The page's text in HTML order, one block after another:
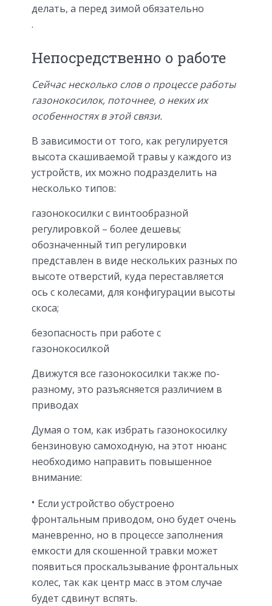
делать, а перед зимой обязательно
.
Непосредственно о работе
Сейчас несколько слов о процессе работы
газонокосилок, поточнее, о неких их
особенностях в этой связи.
В зависимости от того, как регулируется
высота скашиваемой травы у каждого из
устройств, их можно подразделить на
несколько типов:
газонокосилки с винтообразной
регулировкой – более дешевы;
обозначенный тип регулировки
представлен в виде нескольких разных по
высоте отверстий, куда переставляется
ось с колесами, для конфигурации высоты
скоса;
безопасность при работе с
газонокосилкой
Движутся все газонокосилки также по-
разному, это разъясняется различием в
приводах
Думая о том, как избрать газонокосилку
бензиновую самоходную, на этот нюанс
необходимо направить повышенное
внимание:
Если устройство обустроено
фронтальным приводом, оно будет очень
маневренно, но в процессе заполнения
емкости для скошенной травки может
появиться проскальзывание фронтальных
колес, так как центр масс в этом случае
будет сдвинут вспять.